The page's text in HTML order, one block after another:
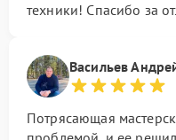
техники! Спасибо за
Васильев
Потрясающая